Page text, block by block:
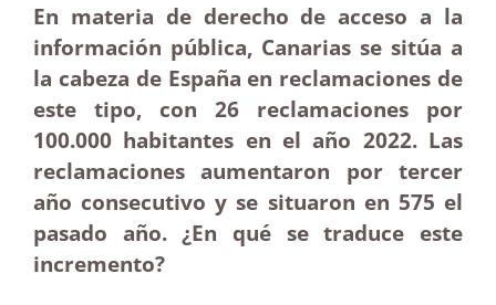
En materia de derecho de acceso a la
información pública, Canarias se sitúa a
la cabeza de España en reclamaciones de
este tipo, con 26 reclamaciones por
100.000 habitantes en el año 2022. Las
reclamaciones aumentaron por tercer
año consecutivo y se situaron en 575 el
pasado año. ¿En qué se traduce este
incremento?